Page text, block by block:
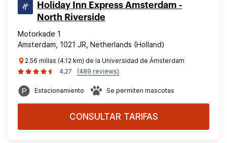
Holiday Inn Express Amsterdam -
North Riverside
Motorkade 1
Amsterdam, 1021 JR, Netherlands (Holland)
2.56 millas (4.12 km) de la Universidad de Ámsterdam
4,27
(489 reviews)
Estacionamiento Se permiten mascotas
CONSULTAR TARIFAS